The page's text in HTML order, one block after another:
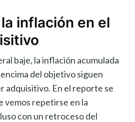
inflación en el
baje, la inflación acumulada
del objetivo siguen
adquisitivo. En el reporte se
vemos repetirse en la
con un retroceso del